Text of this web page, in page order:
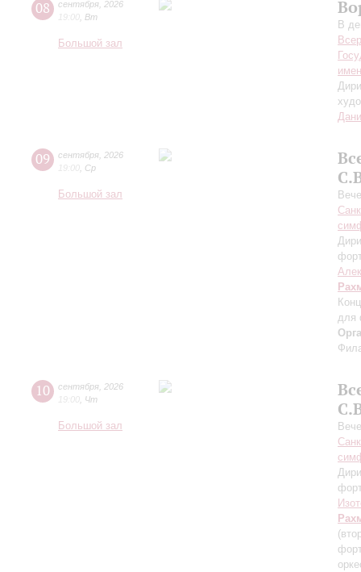
08 сентября 2026
19:00 Вт
Большой зал
В
09 сентября 2026
19:00 Ср
Большой зал
для
10 сентября 2026
19:00 Чт
Большой зал